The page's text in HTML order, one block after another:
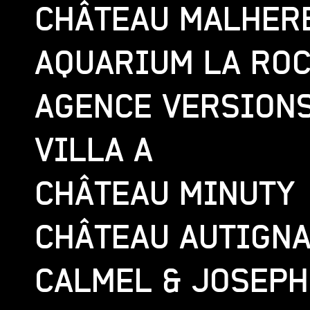
CHÂTEAU
AQUARIUM LA
AGENCE
VILLA A
CHÂTEAU MINUTY
CHÂTEAU
CALMEL & JOSEPH